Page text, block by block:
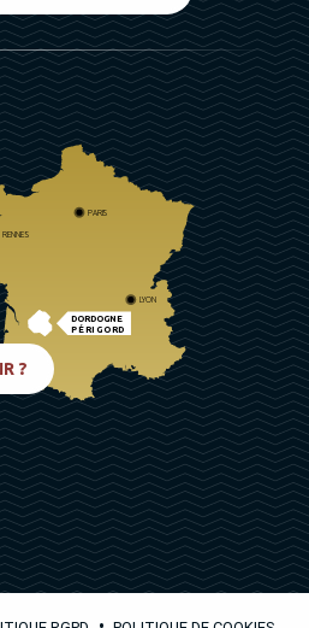
DORDOGNE
PÉRIGORD
PARIS
RENNES
LYON
?